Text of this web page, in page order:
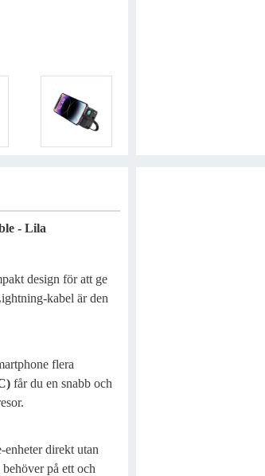
- Lila
design för att ge
kabel är den
flera
får du en snabb och
direkt utan
på ett och